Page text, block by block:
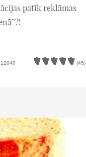
patīk reklāmas
(45)